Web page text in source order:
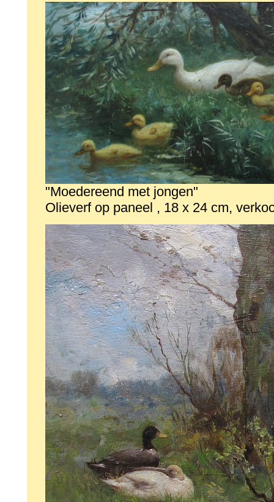
"Moedereend met jongen"
Olieverf op paneel , 18 x 24 cm,